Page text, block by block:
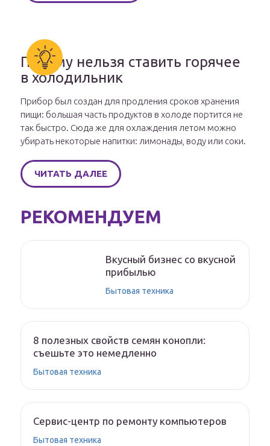
Почему нельзя ставить горячее
в холодильник
Прибор был создан для продления сроков хранения
пищи: большая часть продуктов в холоде портится не
так быстро. Сюда же для охлаждения летом можно
убирать некоторые напитки: лимонады, воду или соки.
ЧИТАТЬ ДАЛЕЕ
РЕКОМЕНДУЕМ
Вкусный бизнес со вкусной
прибылью
Бытовая техника
8 полезных свойств семян конопли:
съешьте это немедленно
Бытовая техника
Сервис-центр по ремонту компьютеров
Бытовая техника